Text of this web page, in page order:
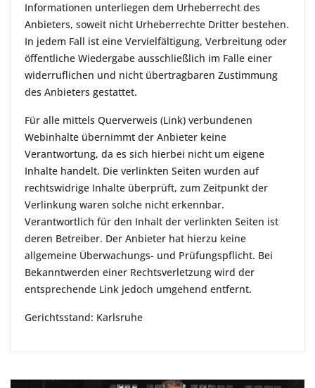
Informationen unterliegen dem Urheberrecht des
Anbieters, soweit nicht Urheberrechte Dritter bestehen.
In jedem Fall ist eine Vervielfältigung, Verbreitung oder
öffentliche Wiedergabe ausschließlich im Falle einer
widerruflichen und nicht übertragbaren Zustimmung
des Anbieters gestattet.
Für alle mittels Querverweis (Link) verbundenen
Webinhalte übernimmt der Anbieter keine
Verantwortung, da es sich hierbei nicht um eigene
Inhalte handelt. Die verlinkten Seiten wurden auf
rechtswidrige Inhalte überprüft, zum Zeitpunkt der
Verlinkung waren solche nicht erkennbar.
Verantwortlich für den Inhalt der verlinkten Seiten ist
deren Betreiber. Der Anbieter hat hierzu keine
allgemeine Überwachungs- und Prüfungspflicht. Bei
Bekanntwerden einer Rechtsverletzung wird der
entsprechende Link jedoch umgehend entfernt.
Gerichtsstand: Karlsruhe